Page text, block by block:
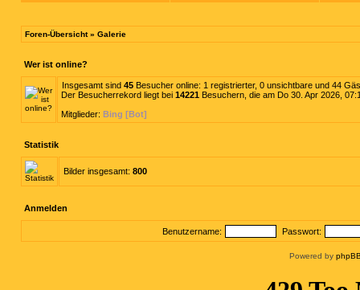
Foren-Übersicht» Galerie
Wer ist online?
Insgesamt sind 45 Besucher online: 1 registrierter, 0 unsichtbare und 44
Der Besucherrekord liegt bei 14221 Besuchern, die am Do 30. Apr 2026,
Mitglieder: Bing [Bot]
Statistik
Bilder insgesamt: 800
Anmelden
Benutzername: Passwort:
Powered by